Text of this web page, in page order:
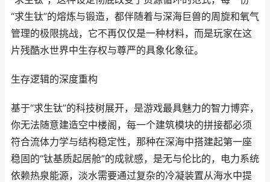
“求生钛”的熔炼与锻造，都伴随着与深海巨兽的周旋和氧气
管理的极限挑战，它不再仅仅是一种材料，而是玩家在这
片残酷水世界中生存权与尊严的具象化象征。
生存逻辑的深度重构
基于“求生钛”的科技树展开，是游戏最具魅力的智力博弈，
你无法随意建造空中楼阁，每一个建筑模块的拼接都必须
符合流体力学与结构稳定性，那种在深海中搭建起第一座
稳固的“钛基质起居舱”的成就感，是无与伦比的，电力系统
依赖热泉能源，淡水需要通过复杂的冷凝装置从海水中提